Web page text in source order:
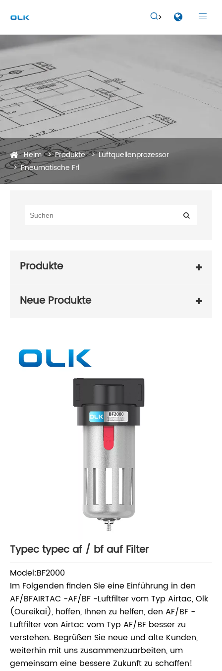
 
Heim Produkte
Luftquellenprozessor
Pneumatische Frl
Produkte
Neue Produkte
Typec typec af / bf auf Filter
Model:BF2000
Im Folgenden finden Sie eine Einführung in den
AF/BFAIRTAC -AF/BF -Luftfilter vom Typ Airtac, Olk
(Oureikai), hoffen, Ihnen zu helfen, den AF/BF -
Luftfilter von Airtac vom Typ AF/BF besser zu
verstehen. Begrüßen Sie neue und alte Kunden,
weiterhin mit uns zusammenzuarbeiten, um
gemeinsam eine bessere Zukunft zu schaffen!